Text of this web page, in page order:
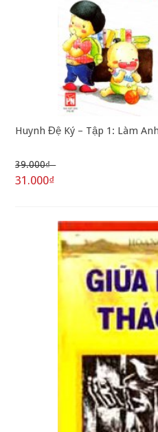
Huynh Đệ Ký – Tập 1: Làm
39.000₫
31.000₫